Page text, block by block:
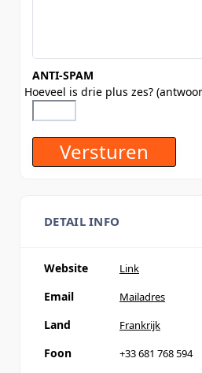
ANTI-SPAM
Hoeveel is drie plus zes?
DETAIL INFO
Website Link
Email Mailadres
Land Frankrijk
Foon +33 681 768 594